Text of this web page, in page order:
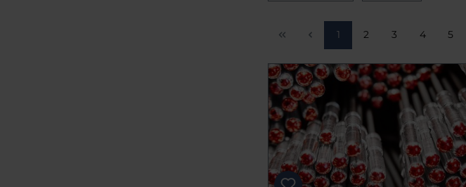
Seite
1 Seite
2 Seite
3 Seite
4 Seite
5